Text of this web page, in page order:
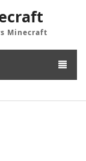
Minecraft